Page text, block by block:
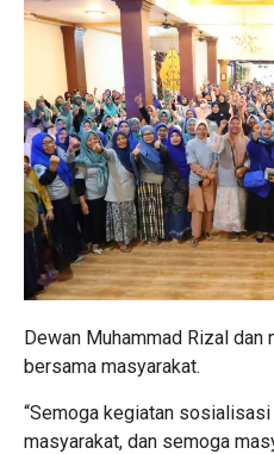
Dewan Muhammad Rizal
bersama masyarakat.
“Semoga kegiatan
masyarakat, dan semoga